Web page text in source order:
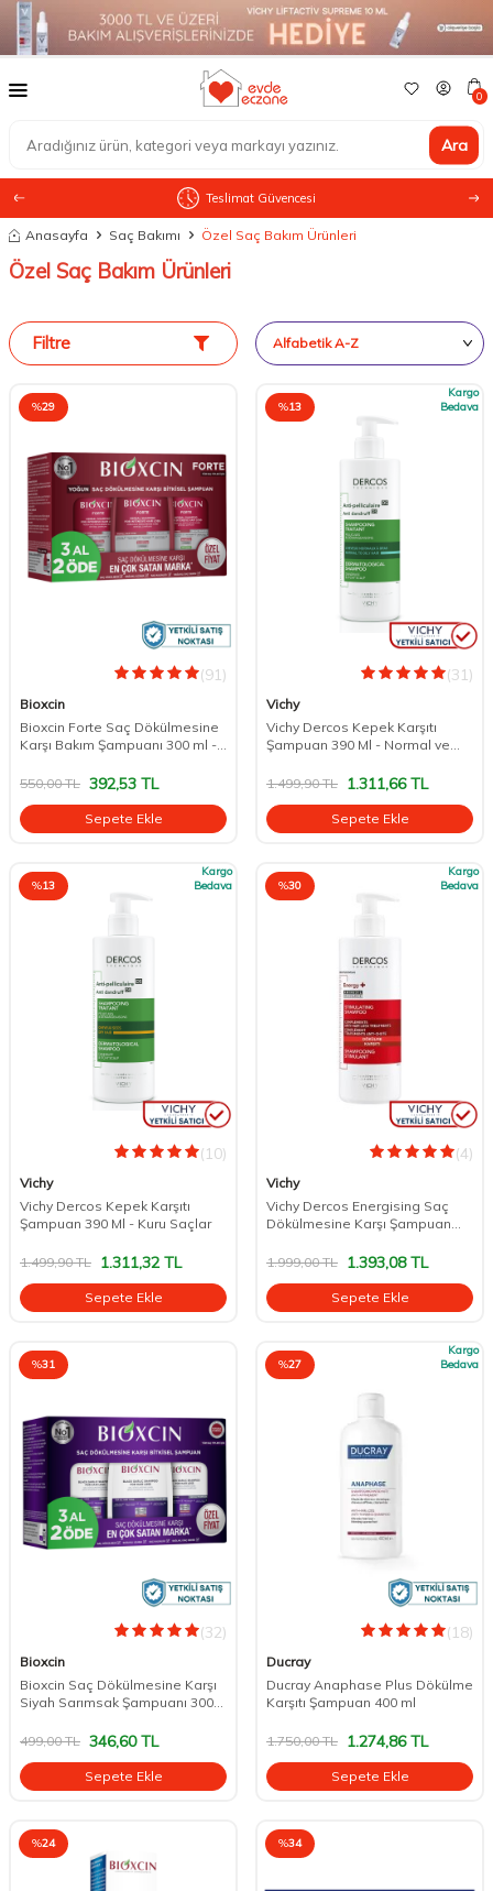
Ara
0
Teslimat Güvencesi
Anasayfa Saç Bakımı Özel Saç Bakım Ürünleri
Özel Saç Bakım Ürünleri
Filtre
%29
(91)
Bioxcin
Bioxcin Forte Saç Dökülmesine
Karşı Bakım Şampuanı 300 ml -
550,00TL 392,53 TL
Sepete Ekle
%13
Kargo
Bedava
(31)
Vichy
Vichy Dercos Kepek Karşıtı
Şampuan 390 Ml - Normal ve
1.499,90TL 1.311,66TL
Sepete Ekle
%13
Kargo
Bedava
(10)
Vichy
Vichy Dercos Kepek Karşıtı
Şampuan 390 Ml - Kuru Saçlar
1.499,90TL 1.311,32 TL
Sepete Ekle
%30
Kargo
Bedava
(4)
Vichy
Vichy Dercos Energising Saç
Dökülmesine Karşı Şampuan
1.999,00TL 1.393,08TL
Sepete Ekle
%31
(32)
Bioxcin
Bioxcin Saç Dökülmesine Karşı
Siyah Sarımsak Şampuanı 300
499,00TL 346,60TL
Sepete Ekle
%27
Kargo
Bedava
(18)
Ducray
Ducray Anaphase Plus Dökülme
Karşıtı Şampuan 400 ml
1.750,00TL 1.274,86TL
Sepete Ekle
%24 %34